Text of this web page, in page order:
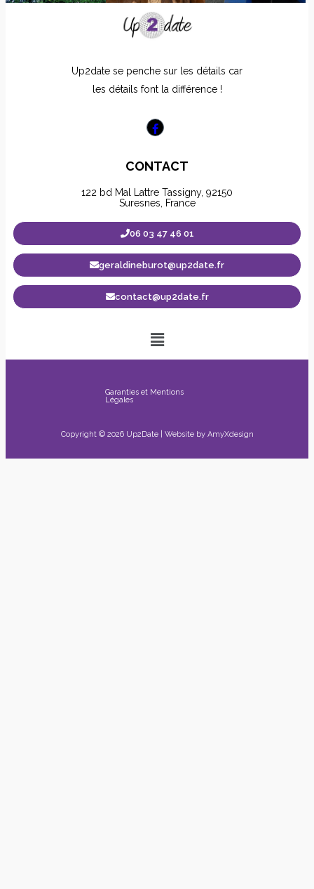
Up2date se penche sur les détails car
les détails font la différence !
CONTACT
122 bd Mal Lattre Tassigny, 92150
Suresnes, France
06 03 47 46 01
geraldineburot@up2date.fr
contact@up2date.fr
Garanties et Mentions
Légales
Copyright © 2026 Up2Date | Website by AmyXdesign